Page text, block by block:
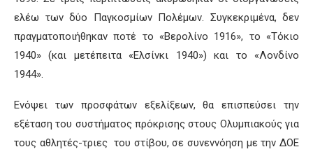
ελέω των δύο Παγκοσμίων Πολέμων. Συγκεκριμένα, δεν
πραγματοποιήθηκαν ποτέ το «Βερολίνο 1916», το «Τόκιο
1940» (και μετέπειτα «Ελσίνκι 1940») και το «Λονδίνο
1944».
Ενόψει των προσφάτων εξελίξεων, θα επισπεύσει την
εξέταση του συστήματος πρόκρισης στους Ολυμπιακούς για
τους αθλητές-τριες του στίβου, σε συνεννόηση με την ΔΟΕ